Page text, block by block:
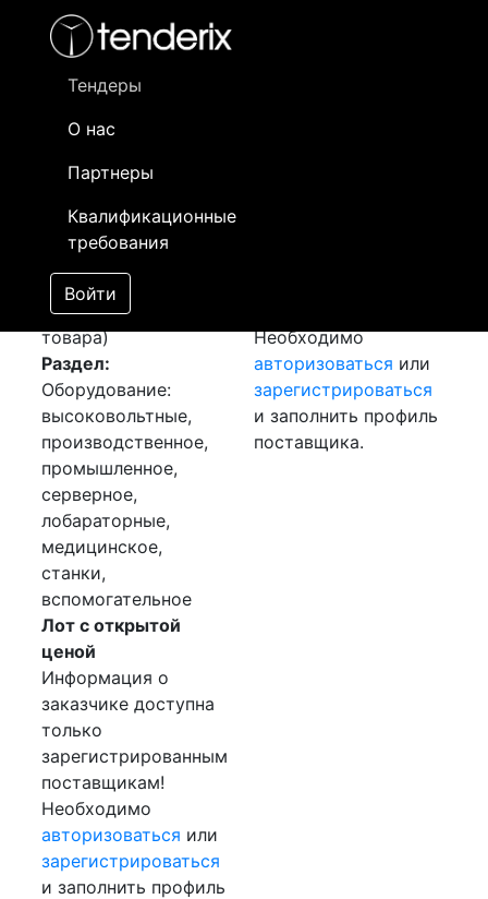
Тендеры
О нас
Партнеры
Квалификационные
требования
Войти
- активный лот
- сохраненный лот (не опубликован)
Закуп: Дизель
генератор
[Завершен]
Лот №:5830
АУКЦИОН (покупка
товара)
Раздел:
Оборудование:
высоковольтные,
производственное,
промышленное,
серверное,
лобараторные,
медицинское,
станки,
вспомогательное
Лот с открытой
ценой
Информация о
заказчике доступна
только
зарегистрированным
поставщикам!
Необходимо
авторизоваться или
зарегистрироваться
и заполнить профиль
Необходимо
авторизоваться или
зарегистрироваться
и заполнить профиль
поставщика.